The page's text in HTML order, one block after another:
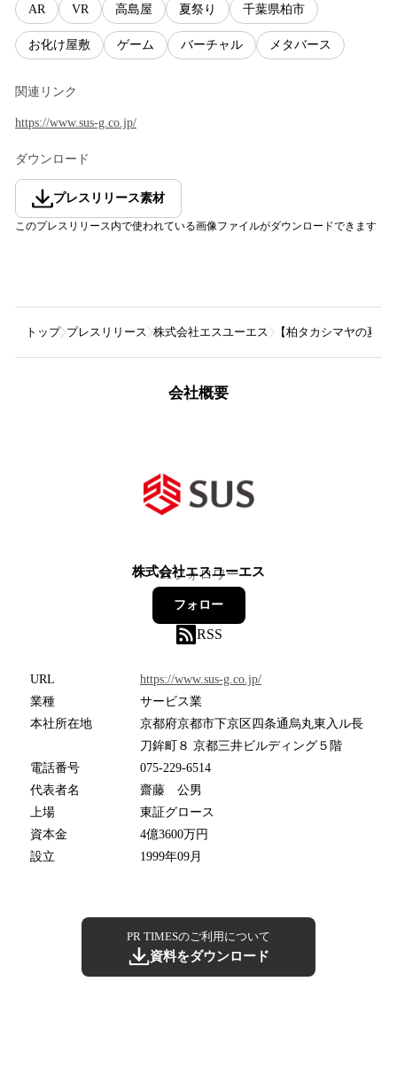
AR VR 高島屋 夏祭り 千葉県柏市
お化け屋敷 ゲーム バーチャル メタバース
関連リンク
https://www.sus-g.co.jp/
ダウンロード
プレスリリース素材
このプレスリリース内で使われている画像ファイルがダウンロードできます
トップ プレスリリース 株式会社エスユーエス 【柏タカシマヤの夏
会社概要
株式会社エスユーエス
11フォロワー
フォロー
RSS
URL
https://www.sus-g.co.jp/
業種
サービス業
本社所在地
京都府京都市下京区四条通烏丸東入ル長
刀鉾町８ 京都三井ビルディング５階
電話番号
075-229-6514
代表者名
齋藤 公男
上場
東証グロース
資本金
4億3600万円
設立
1999年09月
PR TIMESのご利用について
資料をダウンロード